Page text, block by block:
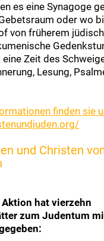
es eine Synagoge
oder wo
von früherem
Zeit des
Lesung,
finden sie
und Christen
hat vierzehn
zum Judentum